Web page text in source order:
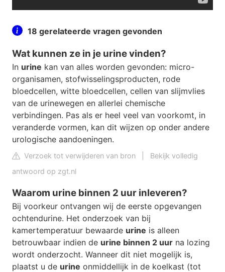
18 gerelateerde vragen gevonden
Wat kunnen ze in je urine vinden?
In urine kan van alles worden gevonden: micro-
organisamen, stofwisselingsproducten, rode
bloedcellen, witte bloedcellen, cellen van slijmvlies
van de urinewegen en allerlei chemische
verbindingen. Pas als er heel veel van voorkomt, in
veranderde vormen, kan dit wijzen op onder andere
urologische aandoeningen.
Verzoek tot verwijderen van bron
Bekijk volledig
antwoord op zgt.nl
Waarom urine binnen 2 uur inleveren?
Bij voorkeur ontvangen wij de eerste opgevangen
ochtendurine. Het onderzoek van bij
kamertemperatuur bewaarde urine is alleen
betrouwbaar indien de urine binnen 2 uur na lozing
wordt onderzocht. Wanneer dit niet mogelijk is,
plaatst u de urine onmiddellijk in de koelkast (tot